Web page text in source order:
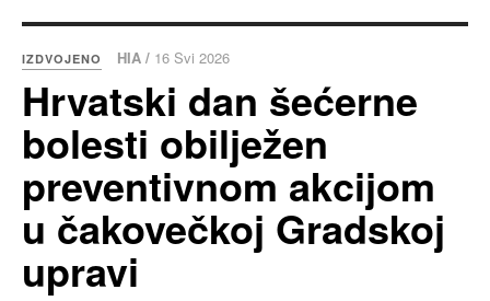
IZDVOJENO HIA / 16 Svi 2026
Hrvatski dan šećerne
bolesti obilježen
preventivnom akcijom
u čakovečkoj Gradskoj
upravi